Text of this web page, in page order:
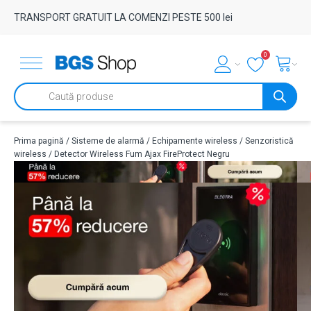
TRANSPORT GRATUIT LA COMENZI PESTE 500 lei
0
Products
search
Prima pagină / Sisteme de alarmă / Echipamente wireless / Senzoristică
wireless / Detector Wireless Fum Ajax FireProtect Negru